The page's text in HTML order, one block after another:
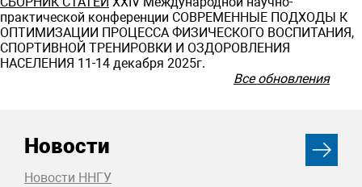
практической конференции СОВРЕМЕННЫЕ ПОДХОДЫ К
ОПТИМИЗАЦИИ ПРОЦЕССА ФИЗИЧЕСКОГО ВОСПИТАНИЯ,
СПОРТИВНОЙ ТРЕНИРОВКИ И ОЗДОРОВЛЕНИЯ
НАСЕЛЕНИЯ 11-14 декабря 2025г.
Все обновления
Новости
Новости ННГУ